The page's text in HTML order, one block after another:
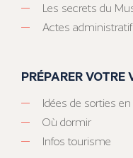
Les secrets du
Actes
PRÉPARER VOTRE
Idées de sorties
Où dormir
Infos tourisme